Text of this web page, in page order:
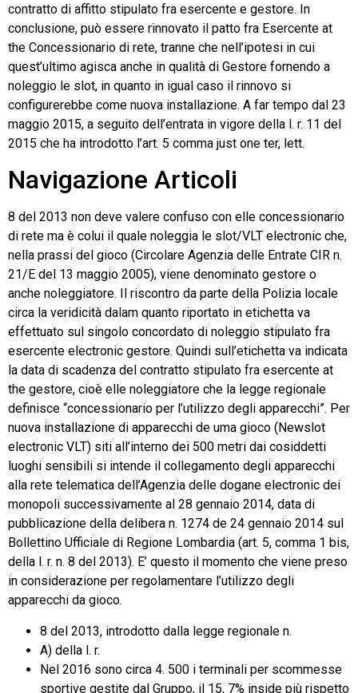
contratto di affitto stipulato fra esercente e gestore. In
conclusione, può essere rinnovato il patto fra Esercente at
the Concessionario di rete, tranne che nell’ipotesi in cui
quest’ultimo agisca anche in qualità di Gestore fornendo a
noleggio le slot, in quanto in igual caso il rinnovo si
configurerebbe come nuova installazione. A far tempo dal 23
maggio 2015, a seguito dell’entrata in vigore della l. r. 11 del
2015 che ha introdotto l’art. 5 comma just one ter, lett.
Navigazione Articoli
8 del 2013 non deve valere confuso con elle concessionario
di rete ma è colui il quale noleggia le slot/VLT electronic che,
nella prassi del gioco (Circolare Agenzia delle Entrate CIR n.
21/E del 13 maggio 2005), viene denominato gestore o
anche noleggiatore. Il riscontro da parte della Polizia locale
circa la veridicità dalam quanto riportato in etichetta va
effettuato sul singolo concordato di noleggio stipulato fra
esercente electronic gestore. Quindi sull’etichetta va indicata
la data di scadenza del contratto stipulato fra esercente at
the gestore, cioè elle noleggiatore che la legge regionale
definisce “concessionario per l’utilizzo degli apparecchi”. Per
nuova installazione di apparecchi de uma gioco (Newslot
electronic VLT) siti all’interno dei 500 metri dai cosiddetti
luoghi sensibili si intende il collegamento degli apparecchi
alla rete telematica dell’Agenzia delle dogane electronic dei
monopoli successivamente al 28 gennaio 2014, data di
pubblicazione della delibera n. 1274 de 24 gennaio 2014 sul
Bollettino Ufficiale di Regione Lombardia (art. 5, comma 1 bis,
della l. r. n. 8 del 2013). E’ questo il momento che viene preso
in considerazione per regolamentare l’utilizzo degli
apparecchi da gioco.
8 del 2013, introdotto dalla legge regionale n.
A) della l. r.
Nel 2016 sono circa 4. 500 i terminali per scommesse
sportive gestite dal Gruppo, il 15, 7% inside più rispetto